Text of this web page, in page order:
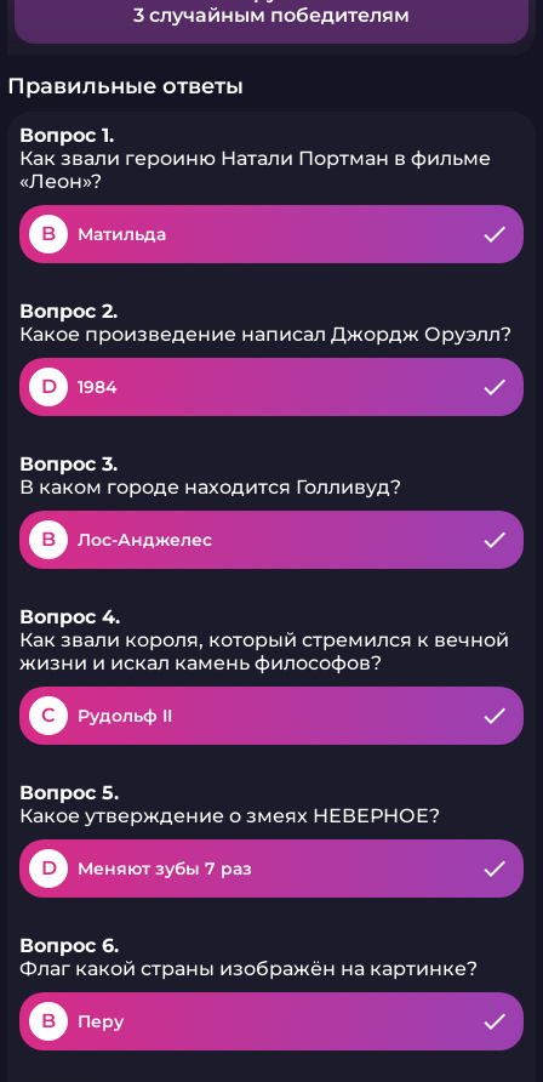
3 случайным победителям
Правильные ответы
Вопрос 1.
Как звали героиню Натали Портман в фильме
«Леон»?
B Матильда
Вопрос 2.
Какое произведение написал Джордж Оруэлл?
D 1984
Вопрос 3.
В каком городе находится Голливуд?
B Лос-Анджелес
Вопрос 4.
Как звали короля, который стремился к вечной
жизни и искал камень философов?
C Рудольф II
Вопрос 5.
Какое утверждение о змеях НЕВЕРНОЕ?
D Меняют зубы 7 раз
Вопрос 6.
Флаг какой страны изображён на картинке?
B Перу